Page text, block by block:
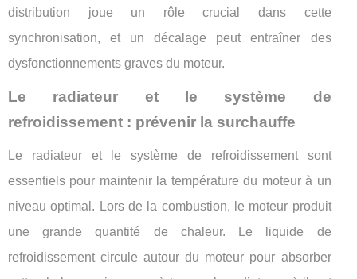
distribution joue un rôle crucial dans cette
synchronisation, et un décalage peut entraîner des
dysfonctionnements graves du moteur.
Le radiateur et le système de
refroidissement : prévenir la surchauffe
Le radiateur et le système de refroidissement sont
essentiels pour maintenir la température du moteur à un
niveau optimal. Lors de la combustion, le moteur produit
une grande quantité de chaleur. Le liquide de
refroidissement circule autour du moteur pour absorber